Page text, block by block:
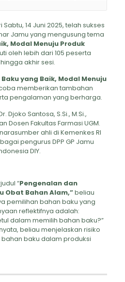
14 Juni 2025, telah sukses
Jamu yang mengusung tema
Modal Menuju Produk
oleh lebih dari 105 peserta
akhir sesi.
yang Baik, Modal Menuju
memberikan tambahan
pengalaman yang berharga.
Djoko Santosa, S.Si., M.Si.,
Dosen Fakultas Farmasi UGM.
ahli di Kemenkes RI
pengurus DPP GP Jamu
DIY.
“Pengenalan dan
Obat Bahan Alam,”beliau
pemilihan bahan baku yang
reflektifnya adalah:
dalam memilih bahan baku?”
beliau menjelaskan risiko
baku dalam produksi